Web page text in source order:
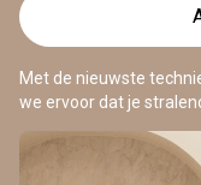
Met de nieuwste
we ervoor dat je